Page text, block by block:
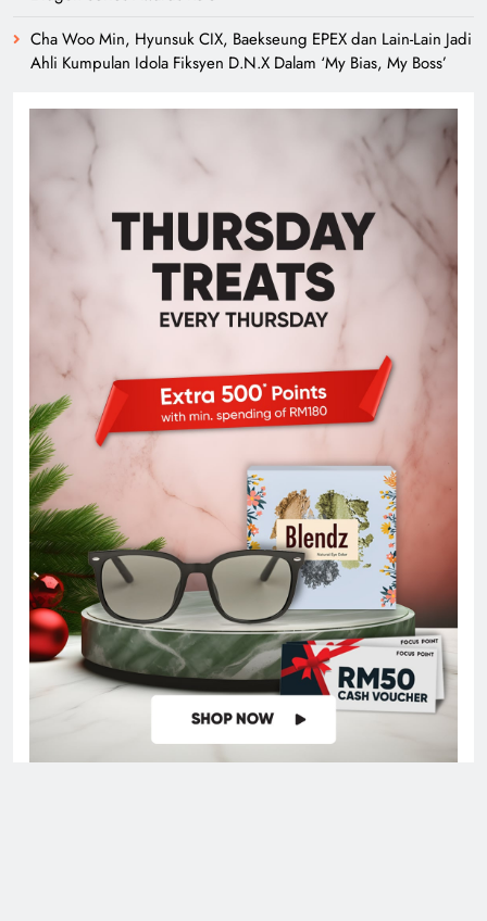
Cha Woo Min, Hyunsuk CIX, Baekseung EPEX dan Lain-Lain Jadi
Ahli Kumpulan Idola Fiksyen D.N.X Dalam ‘My Bias, My Boss’